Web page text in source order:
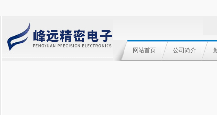
网站首页 公司简介